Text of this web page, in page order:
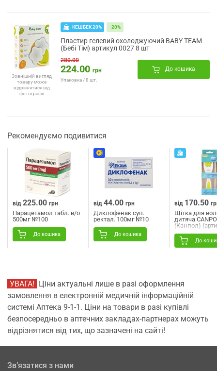
Зовнішній вигляд
товару може
відрізнятися від
фотографії
КЕШБЕК 20% -20%
Пластир гелевий охолоджуючий BABY TEAM
(Бебі Тім) артикул 0027 8 шт
280.00
224.00 грн
Упаковка / 8 шт.
До кошика
Рекомендуємо подивитися
від 225.00 грн
Парацетамол табл. в/о
500мг №100
До кошика
від 44.00 грн
Диклофенак суп.
ректал. 100мг №10
До кошика
від 170.50
Щітка для
дитяча
(Канпол)
До
УВАГА!
Ціни актуальні лише в разі оформлення
замовлення в електронній медичній інформаційній
системі Аптека 9-1-1. Ціни на товари в разі купівлі
безпосередньо в аптечних закладах-партнерах можуть
відрізнятися від тих, що зазначені на сайті!
Зв’язатися з нами